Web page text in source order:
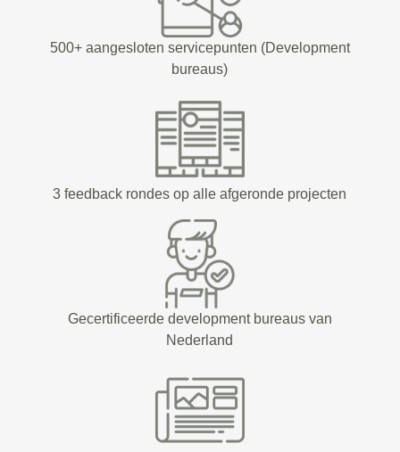
500+ aangesloten servicepunten (Development
bureaus)
3 feedback rondes op alle afgeronde projecten
Gecertificeerde development bureaus van
Nederland